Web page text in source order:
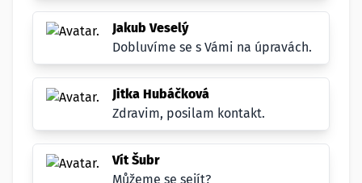
Jakub Veselý
Dobluvíme se s Vámi na úpravách.
Jitka Hubáčková
Zdravim, posilam kontakt.
Vít Šubr
Můžeme se sejít?